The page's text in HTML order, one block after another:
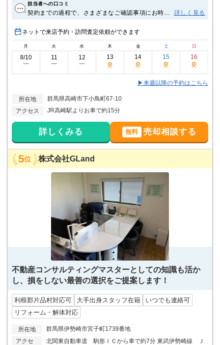
担当者への口コミ
契約までの過程で、さまざまなご確認事項にお時間
った事項にも迅速にご対応いただき、心より感謝を
申し上げます。峰岸様に仲介に入っていただき、契
約までサポートしていただけたことに深く感謝して
おります。今後ともよろしくお願いいたします。
詳しく見る
ネットで来店予約・訪問査定依頼ができます
月 火 水 木 金 土 日
8/10
ー
11
ー
12
ー
13
○
14
○
15
○
16
○
▶来週以降の予約はこちら
所在地
群馬県高崎市下小鳥町67-10
アクセス
JR高崎駅よりお車で約15分
詳しくみる 無料 売却相談する
5位 株式会社GLand
不動産コンサルティングマスターとしての知識も活か
し、損をしない最善の選択をご提案します！
利根郡片品村対応可 大手出身スタッフ在籍
いつでも連絡可
リフォーム・解体対応
所在地
群馬県伊勢崎市宮子町1739番地
アクセ
北関東自動車道 駒形ＩＣから車で約7分 東武伊勢崎線 Ｊ